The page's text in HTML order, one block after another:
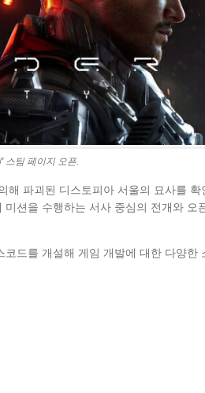
스팀 페이지 오픈.
해 파괴된 디스토피아 서울의 묘사를 확
션을 수행하는 서사 중심의 전개와 오
드를 개설해 게임 개발에 대한 다양한